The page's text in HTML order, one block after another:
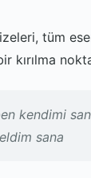
tüm
kırılma
kendimi
sana